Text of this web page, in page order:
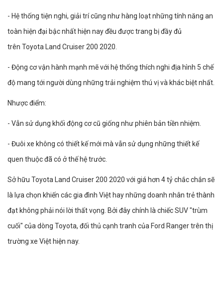
- Hệ thống tiện nghi, giải trí cũng như hàng loạt những tính năng an
toàn hiện đại bậc nhất hiện nay đều được trang bị đầy đủ
trên Toyota Land Cruiser 200 2020.
- Động cơ vận hành mạnh mẽ với hệ thống thích nghi địa hình 5 chế
độ mang tới người dùng những trải nghiệm thú vị và khác biệt nhất.
Nhược điểm:
- Vẫn sử dụng khối động cơ cũ giống như phiên bản tiền nhiệm.
- Đuôi xe không có thiết kế mới mà vẫn sử dụng những thiết kế
quen thuộc đã có ở thế hệ trước.
Sở hữu Toyota Land Cruiser 200 2020 với giá hơn 4 tỷ chắc chắn sẽ
là lựa chọn khiến các gia đình Việt hay những doanh nhân trẻ thành
đạt không phải nói lời thất vọng. Bởi đây chính là chiếc SUV "trùm
cuối" của dòng Toyota, đối thủ cạnh tranh của Ford Ranger trên thị
trường xe Việt hiện nay.